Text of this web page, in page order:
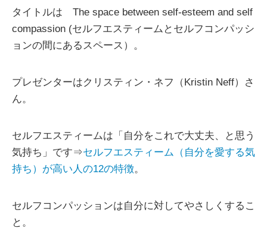
タイトルは The space between self-esteem and self
compassion (セルフエスティームとセルフコンパッシ
ョンの間にあるスペース）。
プレゼンターはクリスティン・ネフ（Kristin Neff）さ
ん。
セルフエスティームは「自分をこれで大丈夫、と思う
気持ち」です⇒セルフエスティーム（自分を愛する気
持ち）が高い人の12の特徴。
セルフコンパッションは自分に対してやさしくするこ
と。